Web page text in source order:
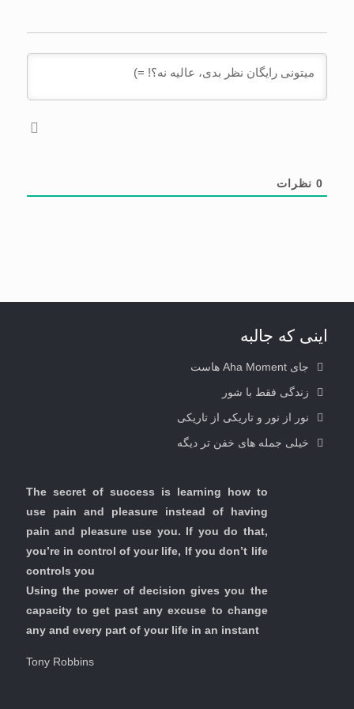
0 نظرات
اینی که جالبه
جای Aha Moment هاست
زندگی فقط با شور
نور از نور و تاریکی از تاریکی
خیلی جمله های خفن تر دیگه
The secret of success is learning how to
use pain and pleasure instead of having
pain and pleasure use you. If you do that,
you’re in control of your life, If you don’t life
controls you
Using the power of decision gives you the
capacity to get past any excuse to change
any and every part of your life in an instant
Tony Robbins